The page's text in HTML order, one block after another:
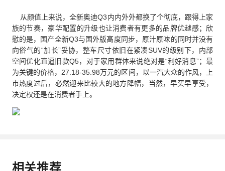
从颜值上来说，全新奥迪Q3内内外外都换了个彻底，跟得上家
族的节奏，豪华配置的升级也让消费者有更多的品牌优越感；欣
慰的是，国产全新Q3与国外版高度同步，原汁原味的同时并没有
向俗气的“加长”妥协，整车尺寸依旧在紧凑SUV的级别下，内部
空间优化直逼旧款Q5，对于家用群体来说绝对是“利好消息”；最
为关键的价格，27.18-35.98万元的区间，以一汽大众的作风，上
市热度过后，必然迎来比较大的地方降幅，当然，早买早享受，
决定权还是在消费者手上。
相关推荐